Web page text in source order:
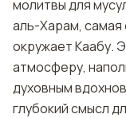
молитвы для
аль-Харам,
окружает Каабу.
атмосферу,
духовным
глубокий смысл